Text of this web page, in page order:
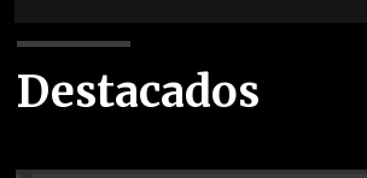
Destacados